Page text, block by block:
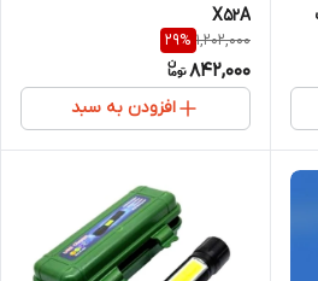
X52A
1,202,000
29%
842,000
افزودن به سبد